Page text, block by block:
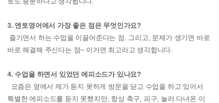
3. 엔토영어에서 가장 좋은 점은 무엇인가요?
즐기면서 하는 수업을 이끌어준다는 점. 그리고, 문제가 생기면 바로
바로 해결해 주신다는 점~ 이거면 최고라고 생각합니다.
4. 수업을 하면서 있었던 에피소드가 있나요?
요즘은 옆에서 제가 듣지 못하게 방문을 닫고 수업을 하고 있어서
특별한 에피소드를 듣지 못했지만, 항상 축구, 피구, 놀러 다녀온 이